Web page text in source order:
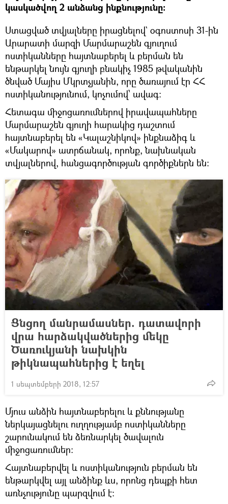
կասկածվող 2 անձանց ինքնությունը։
Ստացված տվյալները իրացնելով` օգոստոսի 31-ին
Արարատի մարզի Մարմարաշեն գյուղում
ոստիկանները հայտնաբերել և բերման են
ենթարկել նույն գյուղի բնակիչ 1985 թվականին
ծնված Մայիս Մկրտչյանին, որը ծառայում էր ՀՀ
ոստիկանությունում, կոչումով՝ ավագ։
Հետագա միջոցառումներով իրավապահները
Մարմարաշեն գյուղի հարակից դաշտում
հայտնաբերել են «Կալաշնիկով» ինքնաձիգ և
«Մակարով» ատրճանակ, որոնք, նախնական
տվյալներով, հանցագործության գործիքներն են։
Ցնցող մանրամասներ. դատավորի
վրա հարձակվածներից մեկը
Ծառուկյանի նախկին
թիկնապահներից է եղել
1 սեպտեմբերի 2018, 12:57
Մյուս անձին հայտնաբերելու և քննությանը
ներկայացնելու ուղղությամբ ոստիկանները
շարունակում են ձեռնարկել ծավալուն
միջոցառումներ։
Հայտնաբերվել և ոստիկանություն բերման են
ենթարկվել այլ անձինք ևս, որոնց դեպքի հետ
առնչությունը պարզվում է։